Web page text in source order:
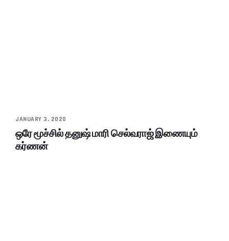
JANUARY 3, 2020
ஒரே மூச்சில் தனுஷ் மாரி செல்வராஜ் இணையும்
கர்ணன்